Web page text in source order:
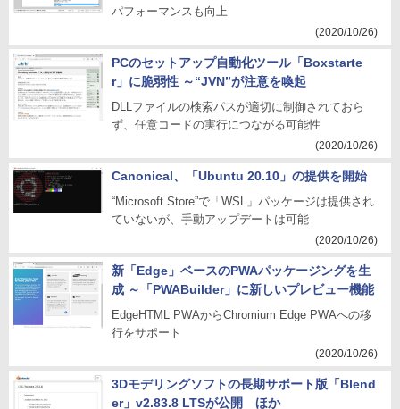
パフォーマンスも向上
(2020/10/26)
PCのセットアップ自動化ツール「Boxstarte
r」に脆弱性 ～“JVN”が注意を喚起
DLLファイルの検索パスが適切に制御されておら
ず、任意コードの実行につながる可能性
(2020/10/26)
Canonical、「Ubuntu 20.10」の提供を開始
“Microsoft Store”で「WSL」パッケージは提供され
ていないが、手動アップデートは可能
(2020/10/26)
新「Edge」ベースのPWAパッケージングを生
成 ～「PWABuilder」に新しいプレビュー機能
EdgeHTML PWAからChromium Edge PWAへの移
行をサポート
(2020/10/26)
3Dモデリングソフトの長期サポート版「Blend
er」v2.83.8 LTSが公開 ほか